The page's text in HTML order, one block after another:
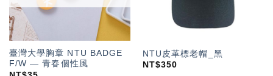
臺灣大學胸章 NTU BADGE
F/W — 青春個性風
NTU皮革標老帽_黑
NT$350